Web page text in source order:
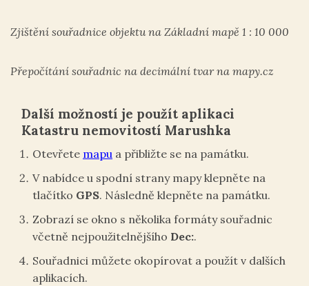
Zjištění souřadnice objektu na Základní mapě 1 : 10 000
Přepočítání souřadnic na decimální tvar na mapy.cz
Další možností je použít aplikaci
Katastru nemovitostí Marushka
Otevřete mapu a přibližte se na památku.
V nabídce u spodní strany mapy klepněte na
tlačítko GPS. Následně klepněte na památku.
Zobrazí se okno s několika formáty souřadnic
včetně nejpoužitelnějšího Dec:.
Souřadnici můžete okopírovat a použít v dalších
aplikacích.